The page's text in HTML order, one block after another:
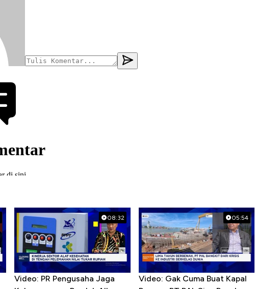
08:32
Video: PR Pengusaha Jaga
05:54
Video: Gak Cuma Buat Kapal